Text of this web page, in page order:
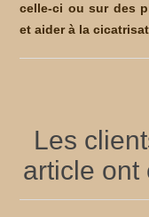
celle-ci ou sur des
et aider à la
Les
article ont